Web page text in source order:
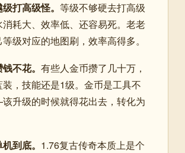
打高级怪。 等级不够硬去打高级
耗大、效率低、还容易死。老老
级对应的地图刷，效率高得多。
不花。 有些人金币攒了几十万，
，技能还是1级。金币是工具不
升级的时候就得花出去，转化为
到底。 1.76复古传奇本质上是个